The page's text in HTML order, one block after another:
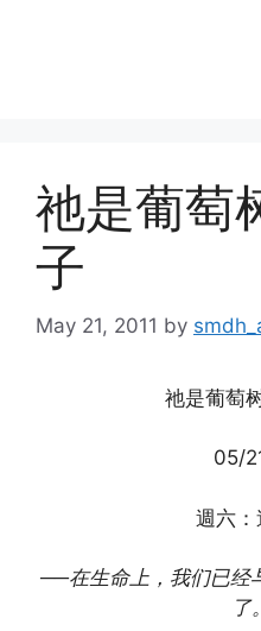
祂是葡萄
子
May 21, 2011 by
祂是葡萄
05/
週六：
──在生命上，我们已经
了。